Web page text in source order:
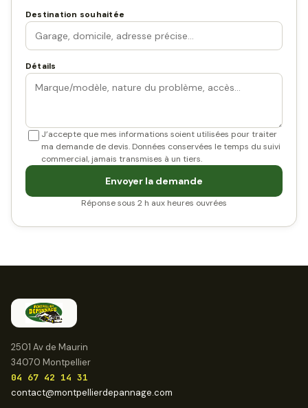
Destination souhaitée
Détails
J’accepte que mes informations soient utilisées pour traiter
ma demande de devis. Données conservées le temps du suivi
commercial, jamais transmises à un tiers.
Envoyer la demande
Réponse sous 2 h aux heures ouvrées
2501 Av de Maurin
34070 Montpellier
04 67 42 14 31
contact@montpellierdepannage.com